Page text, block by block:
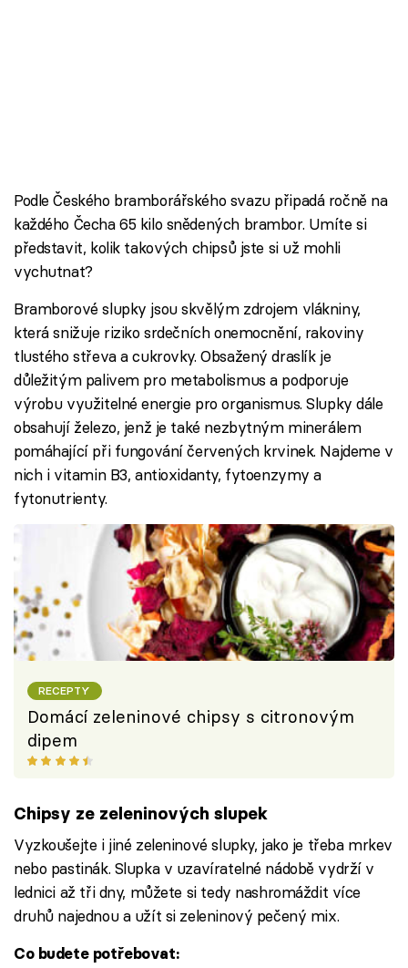
Podle Českého bramborářského svazu připadá ročně na
každého Čecha 65 kilo snědených brambor. Umíte si
představit, kolik takových chipsů jste si už mohli
vychutnat?
Bramborové slupky jsou skvělým zdrojem vlákniny,
která snižuje riziko srdečních onemocnění, rakoviny
tlustého střeva a cukrovky. Obsažený draslík je
důležitým palivem pro metabolismus a podporuje
výrobu využitelné energie pro organismus. Slupky dále
obsahují železo, jenž je také nezbytným minerálem
pomáhající při fungování červených krvinek. Najdeme v
nich i vitamin B3, antioxidanty, fytoenzymy a
fytonutrienty.
RECEPTY
Domácí zeleninové chipsy s citronovým
dipem
Chipsy ze zeleninových slupek
Vyzkoušejte i jiné zeleninové slupky, jako je třeba mrkev
nebo pastinák. Slupka v uzavíratelné nádobě vydrží v
lednici až tři dny, můžete si tedy nashromáždit více
druhů najednou a užít si zeleninový pečený mix.
Co budete potřebovat: